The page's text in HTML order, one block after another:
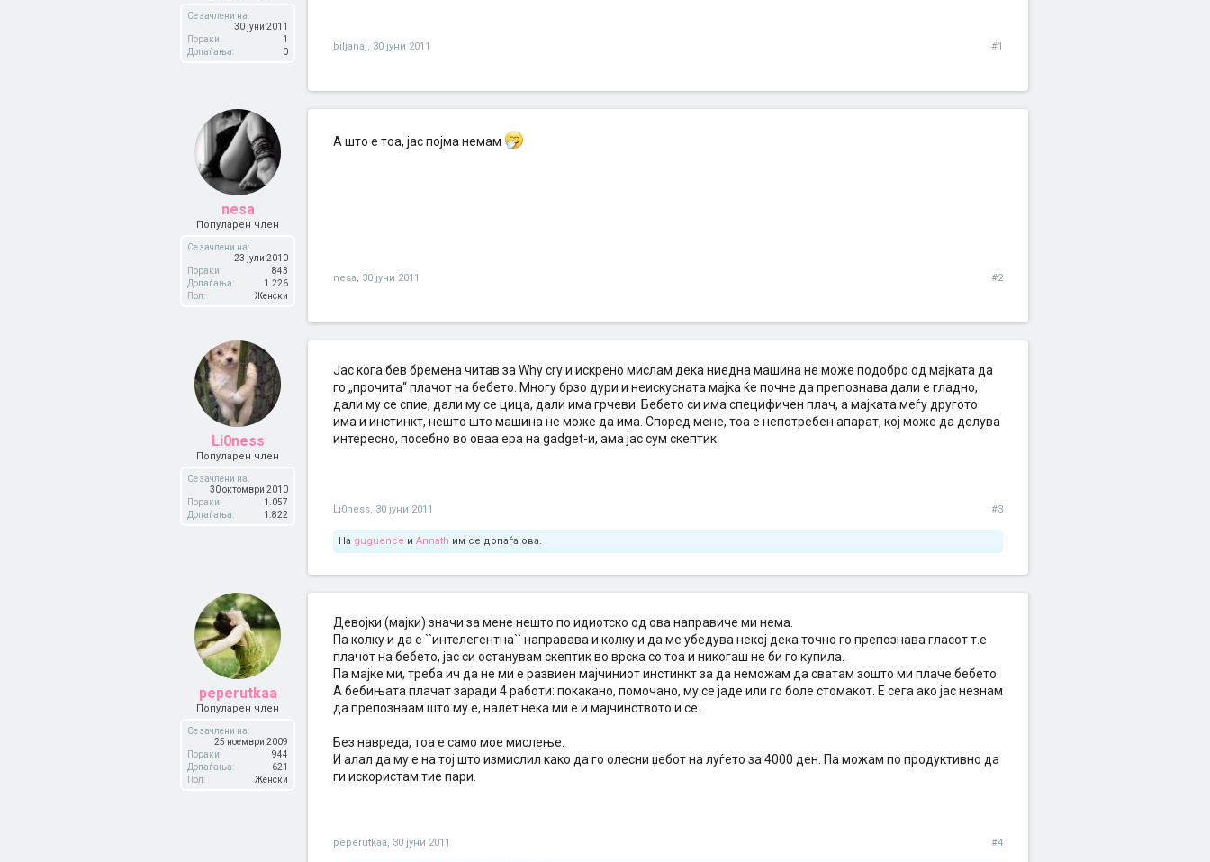
Се зачлени на:
30 јуни 2011
Пораки:
1
Допаѓања:
0 biljanaj, 30 јуни 2011 #1
nesa
Популарен член
Се зачлени на:
23 јули 2010
Пораки:
843
Допаѓања:
1.226
Пол:
Женски
A што е тоа, јас појма немам
nesa, 30 јуни 2011 #2
Li0ness
Популарен член
Се зачлени на:
30 октомври 2010
Пораки:
1.057
Допаѓања:
1.822
Јас кога бев бремена читав за Why cry и искрено мислам дека ниедна машина не може подобро од мајката да
го „прочита“ плачот на бебето. Многу брзо дури и неискусната мајка ќе почне да препознава дали е гладно,
дали му се спие, дали му се цица, дали има грчеви. Бебето си има специфичен плач, а мајката меѓу другото
има и инстинкт, нешто што машина не може да има. Според мене, тоа е непотребен апарат, кој може да делува
интересно, посебно во оваа ера на gadget-и, ама јас сум скептик.
Li0ness, 30 јуни 2011 #3
На guguence и Annath им се допаѓа ова.
peperutkaa
Популарен член
Се зачлени на:
25 ноември 2009
Пораки:
944
Допаѓања:
621
Пол:
Женски
Девојки (мајки) значи за мене нешто по идиотско од ова направиче ми нема.
Па колку и да е ``интелегентна`` направава и колку и да ме убедува некој дека точно го препознава гласот т.е
плачот на бебето, јас си останувам скептик во врска со тоа и никогаш не би го купила.
Па мајке ми, треба ич да не ми е развиен мајчиниот инстинкт за да неможам да сватам зошто ми плаче бебето.
А бебињата плачат заради 4 работи: покакано, помочано, му се јаде или го боле стомакот. Е сега ако јас незнам
да препознаам што му е, налет нека ми е и мајчинството и се.
Без навреда, тоа е само мое мислење.
И алал да му е на тој што измислил како да го олесни џебот на луѓето за 4000 ден. Па можам по продуктивно да
ги искористам тие пари.
peperutkaa, 30 јуни 2011 #4